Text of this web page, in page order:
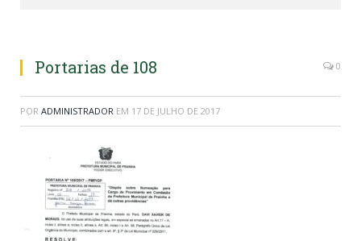
Portarias de 108 0
POR ADMINISTRADOR EM 17 DE JULHO DE 2017